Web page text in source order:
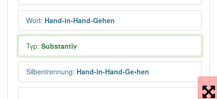
Wort: Hand-in-Hand-Gehen
Typ: Substantiv
Silbentrennung: Hand-in-Hand-Ge•hen